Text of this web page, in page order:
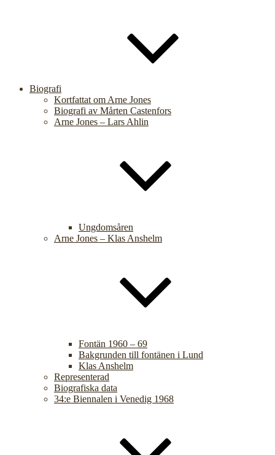
Biografi
Kortfattat om Arne Jones
Biografi av Mårten Castenfors
Arne Jones – Lars Ahlin
Ungdomsåren
Arne Jones – Klas Anshelm
Fontän 1960 – 69
Bakgrunden till fontänen i Lund
Klas Anshelm
Representerad
Biografiska data
34:e Biennalen i Venedig 1968